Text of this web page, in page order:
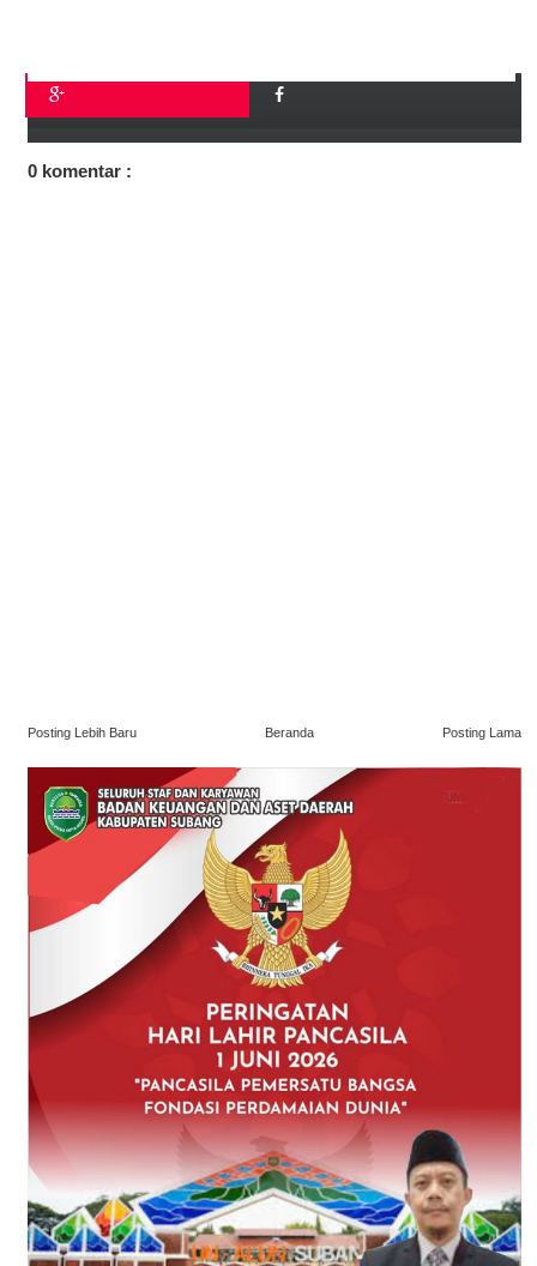
0 komentar :
Posting Lebih Baru Posting Lama
Beranda